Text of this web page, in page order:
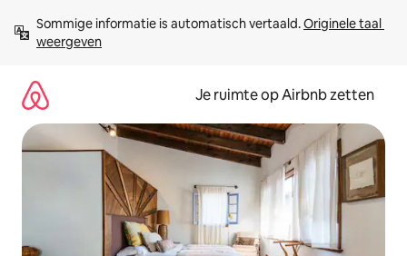
direct
naar
Sommige informatie is automatisch vertaald. Originele taal
weergeven
Je ruimte op Airbnb zetten